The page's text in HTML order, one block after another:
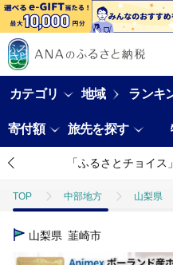
カテゴリ 地域 ランキ
寄付額 旅先を探す
「ふるさとチョイ
TOP 中部地方 山梨県
TOP
TOP 日用品・雑貨 ほか
山梨県 韮崎市